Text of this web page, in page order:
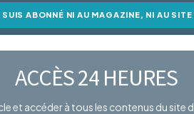
SUIS ABONNÉ NI AU MAGAZINE, NI AU SITE
ACCÈS 24 HEURES
et accéder à tous les contenus du site